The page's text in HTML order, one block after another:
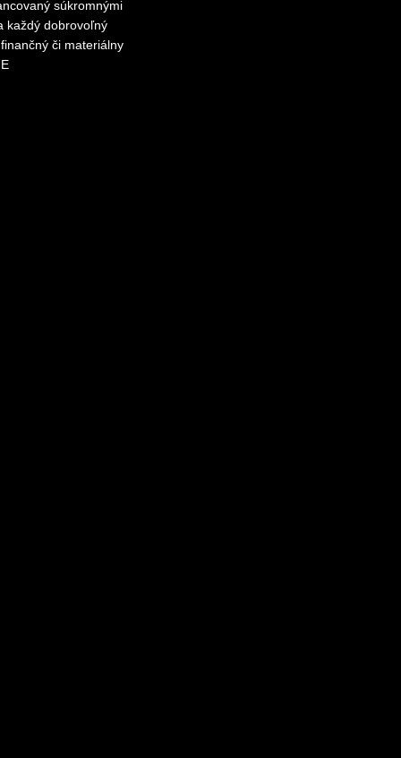
súkromnými
každý dobrovoľný
či materiálny